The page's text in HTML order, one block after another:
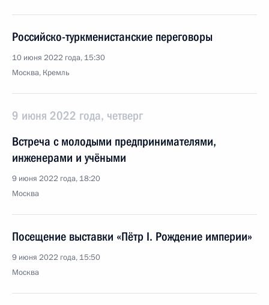
Российско-туркменистанские переговоры
10 июня 2022 года, 15:30
Москва, Кремль
9 июня 2022 года, четверг
Встреча с молодыми предпринимателями,
инженерами и учёными
9 июня 2022 года, 18:20
Москва
Посещение выставки «Пётр I. Рождение империи»
9 июня 2022 года, 15:50
Москва